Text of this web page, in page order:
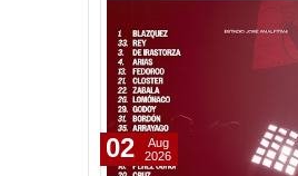
02
Aug
2026